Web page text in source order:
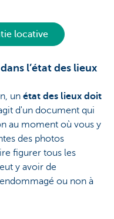
locative
l’état des lieux
un état des lieux doit
d'un document qui
au moment où vous y
des photos
figurer tous les
y avoir de
ou non à